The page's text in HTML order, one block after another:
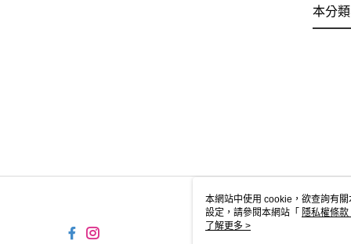
本分
本網站中使用 cookie，欲查詢有
設定，請參閱本網站「 隱私權條款
使用 cookie。
了解更多 >